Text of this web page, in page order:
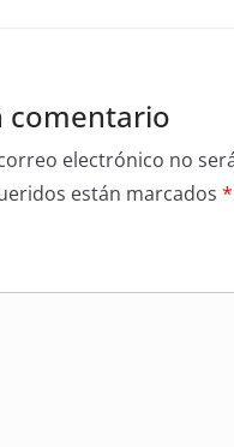
comentario
electrónico no
están marcados *